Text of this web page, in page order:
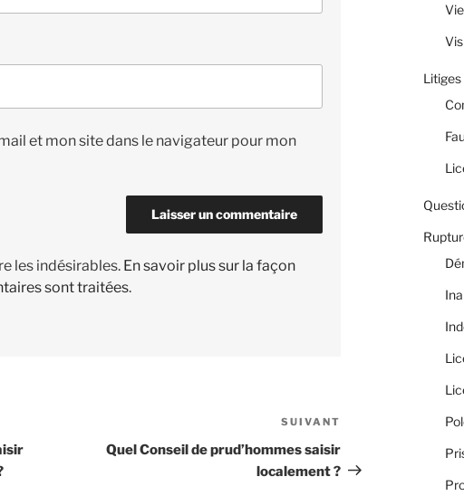
et mon site dans le navigateur pour mon
les indésirables. En savoir plus sur la façon
sont traitées.
SUIVANT
Quel Conseil de prud’hommes saisir
localement ?
Litiges